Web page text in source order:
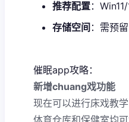
​推荐配置​：
​存储空间​ ：需预
催眠app攻略：
新增chuang戏功能
现在可以进行床戏教
体育仓库和保健室均